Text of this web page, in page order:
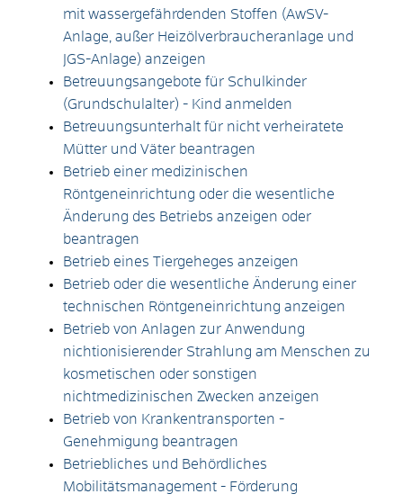
mit wassergefährdenden Stoffen (AwSV-
Anlage, außer Heizölverbraucheranlage und
JGS-Anlage) anzeigen
Betreuungsangebote für Schulkinder
(Grundschulalter) - Kind anmelden
Betreuungsunterhalt für nicht verheiratete
Mütter und Väter beantragen
Betrieb einer medizinischen
Röntgeneinrichtung oder die wesentliche
Änderung des Betriebs anzeigen oder
beantragen
Betrieb eines Tiergeheges anzeigen
Betrieb oder die wesentliche Änderung einer
technischen Röntgeneinrichtung anzeigen
Betrieb von Anlagen zur Anwendung
nichtionisierender Strahlung am Menschen zu
kosmetischen oder sonstigen
nichtmedizinischen Zwecken anzeigen
Betrieb von Krankentransporten -
Genehmigung beantragen
Betriebliches und Behördliches
Mobilitätsmanagement - Förderung